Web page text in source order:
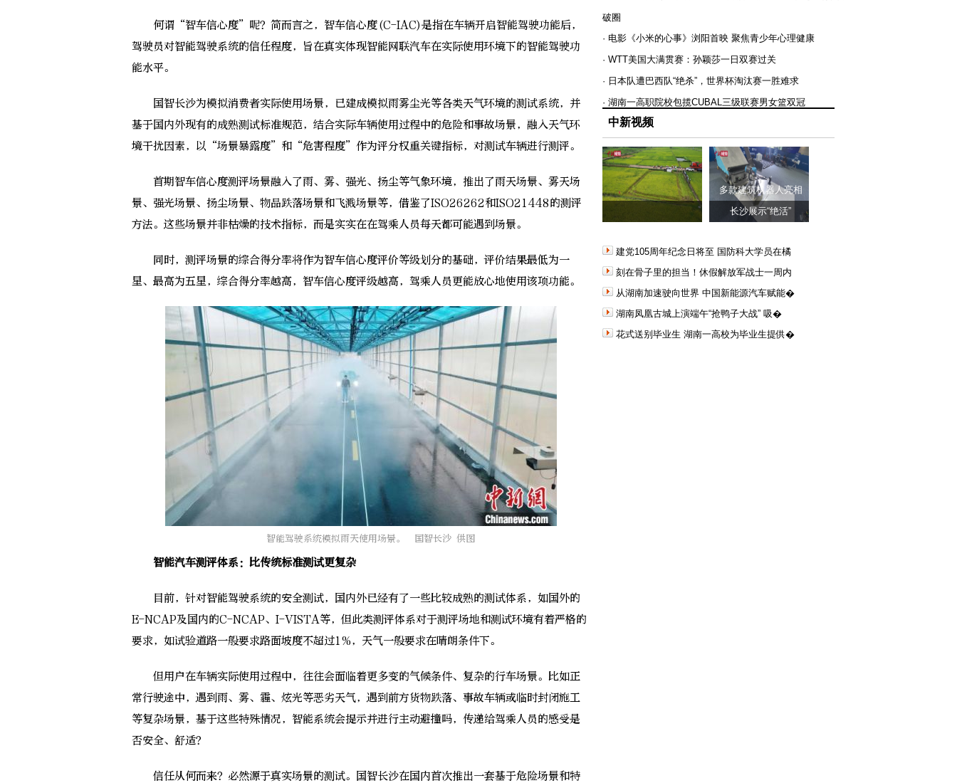
何谓“智车信心度”呢？简而言之，智车信心度(C-IAC)是指在车辆开启智能驾驶功能后，
驾驶员对智能驾驶系统的信任程度，旨在真实体现智能网联汽车在实际使用环境下的智能驾驶功
能水平。
国智长沙为模拟消费者实际使用场景，已建成模拟雨雾尘光等各类天气环境的测试系统，并
基于国内外现有的成熟测试标准规范，结合实际车辆使用过程中的危险和事故场景，融入天气环
境干扰因素，以“场景暴露度”和“危害程度”作为评分权重关键指标，对测试车辆进行测评。
首期智车信心度测评场景融入了雨、雾、强光、扬尘等气象环境，推出了雨天场景、雾天场
景、强光场景、扬尘场景、物品跌落场景和飞溅场景等，借鉴了ISO26262和ISO21448的测评
方法。这些场景并非枯燥的技术指标，而是实实在在驾乘人员每天都可能遇到场景。
同时，测评场景的综合得分率将作为智车信心度评价等级划分的基础，评价结果最低为一
星、最高为五星，综合得分率越高，智车信心度评级越高，驾乘人员更能放心地使用该项功能。
智能驾驶系统模拟雨天使用场景。 国智长沙 供图
智能汽车测评体系：比传统标准测试更复杂
目前，针对智能驾驶系统的安全测试，国内外已经有了一些比较成熟的测试体系，如国外的
E-NCAP及国内的C-NCAP、I-VISTA等，但此类测评体系对于测评场地和测试环境有着严格的
要求，如试验道路一般要求路面坡度不超过1%，天气一般要求在晴朗条件下。
但用户在车辆实际使用过程中，往往会面临着更多变的气候条件、复杂的行车场景。比如正
常行驶途中，遇到雨、雾、霾、炫光等恶劣天气，遇到前方货物跌落、事故车辆或临时封闭施工
等复杂场景，基于这些特殊情况，智能系统会提示并进行主动避撞吗，传递给驾乘人员的感受是
否安全、舒适？
信任从何而来？必然源于真实场景的测试。国智长沙在国内首次推出一套基于危险场景和特
破圈
· 电影《小米的心事》浏阳首映 聚焦青少年心理健康
· WTT美国大满贯赛：孙颖莎一日双赛过关
· 日本队遭巴西队“绝杀”，世界杯淘汰赛一胜难求
· 湖南一高职院校包揽CUBAL三级联赛男女篮双冠
中新视频
多款建筑机器人亮相
长沙展示“绝活”
建党105周年纪念日将至 国防科大学员在橘
刻在骨子里的担当！休假解放军战士一周内
从湖南加速驶向世界 中国新能源汽车赋能�
湖南凤凰古城上演端午“抢鸭子大战” 吸�
花式送别毕业生 湖南一高校为毕业生提供�